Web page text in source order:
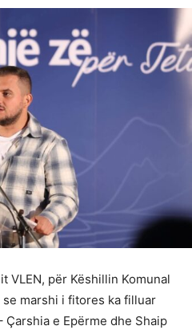
VLEN, për Këshillin Komunal
marshi i fitores ka filluar
e Epërme dhe Shaip